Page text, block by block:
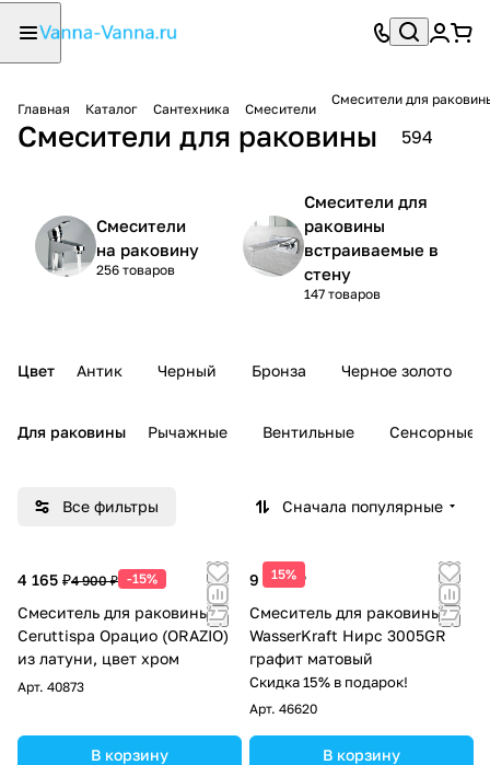
Главная Каталог Сантехника Смесители
Смесители для
Смесители для раковины 594
Смесители
на раковину
256 товаров
Смесители для
раковины
встраиваемые в
стену
147 товаров
Цвет Антик Черный Бронза Черное золото
Для раковины Рычажные Вентильные Сенсорные
Все фильтры Сначала популярные
4 165 ₽4 900 ₽ -15%
Смеситель для раковины
Ceruttispa Орацио (ORAZIO)
из латуни, цвет хром
Арт. 40873
В корзину
15%
9 690 ₽
Смеситель для раковины
WasserKraft Нирс 3005GR
графит матовый
Скидка 15% в подарок!
Арт. 46620
В корзину